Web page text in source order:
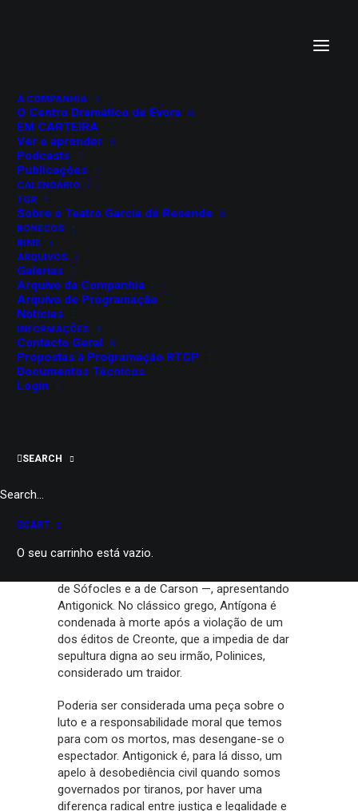
A COMPANHIA
O Centro Dramático de Évora
EM CARTEIRA
Ver e aprender
Podcasts
Publicações
CALENDÁRIO
TGR
Sobre o Teatro Garcia de Resende
BONECOS
BIME
ARQUIVOS
Galerias
Arquivo da Companhia
Arquivo de Programação
Notícias
INFORMAÇÕES
Contacto Geral
Propostas à Programação RTCP
Documentos Técnicos
Login
SEARCH
CART
O seu carrinho está vazio.
ANTIGONICK
É sempre arriscado revisitar um clássico,
autor. Contudo, pareceu imprescindível, à luz
de Sófocles e a de Carson —, apresentando
Antigonick. No clássico grego, Antígona é
condenada à morte após a violação de um
dos éditos de Creonte, que a impedia de dar
sepultura digna ao seu irmão, Polinices,
considerado um traidor.
Poderia ser considerada uma peça sobre o
luto e a responsabilidade moral que temos
para com os mortos, mas desengane-se o
espectador. Antigonick é, para lá disso, um
apelo à desobediência civil quando somos
governados por tiranos, por haver uma
diferença radical entre justiça e legalidade e